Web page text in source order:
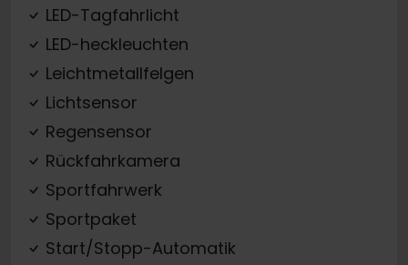
LED-Tagfahrlicht
LED-heckleuchten
Leichtmetallfelgen
Lichtsensor
Regensensor
Rückfahrkamera
Sportfahrwerk
Sportpaket
Start/Stopp-Automatik